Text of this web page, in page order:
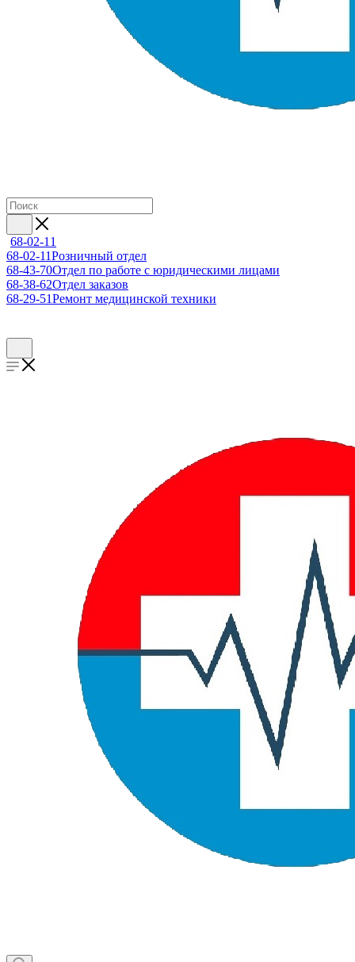
68-02-11
68-02-11Розничный отдел
68-43-70Отдел по работе с юридическими лицами
68-38-62Отдел заказов
68-29-51Ремонт медицинской техники